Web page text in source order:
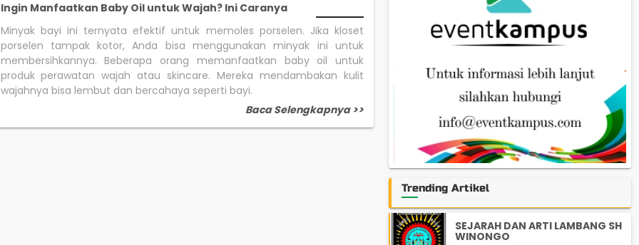
Ingin Manfaatkan Baby Oil untuk Wajah? Ini Caranya
Minyak bayi ini ternyata efektif untuk memoles porselen. Jika kloset
porselen tampak kotor, Anda bisa menggunakan minyak ini untuk
membersihkannya. Beberapa orang memanfaatkan baby oil untuk
produk perawatan wajah atau skincare. Mereka mendambakan kulit
wajahnya bisa lembut dan bercahaya seperti bayi.
Baca Selengkapnya >>
Trending Artikel
SEJARAH DAN ARTI LAMBANG SH
WINONGO